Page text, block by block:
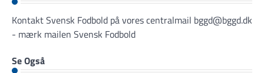
Kontakt Svensk Fodbold på vores centralmail bggd@bggd.dk
- mærk mailen Svensk Fodbold
Se Også